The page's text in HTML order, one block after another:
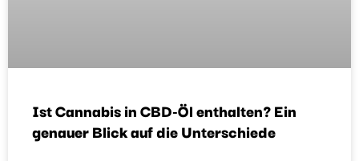
Ist Cannabis in CBD-Öl enthalten? Ein
genauer Blick auf die Unterschiede